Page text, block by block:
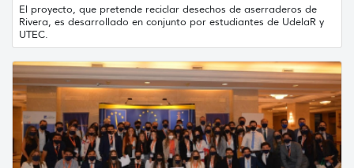
El proyecto, que pretende reciclar desechos de aserraderos de
Rivera, es desarrollado en conjunto por estudiantes de UdelaR y
UTEC.